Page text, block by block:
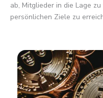
ab, Mitglieder in die Lage
persönlichen Ziele zu